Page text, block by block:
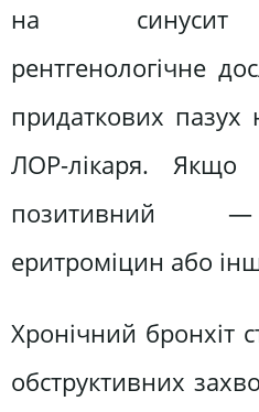
на синусит
рентгенологічне
придаткових пазух
ЛОР-лікаря.
позитивний —
еритроміцин або
Хронічний бронхіт
обструктивних